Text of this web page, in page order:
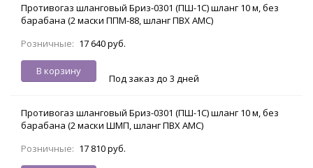
Противогаз шланговый Бриз-0301 (ПШ-1С) шланг 10 м, без
барабана (2 маски ППМ-88, шланг ПВХ АМС)
Розничные: 17 640 руб.
В корзину
Под заказ до 3 дней
Противогаз шланговый Бриз-0301 (ПШ-1С) шланг 10 м, без
барабана (2 маски ШМП, шланг ПВХ АМС)
Розничные: 17 810 руб.